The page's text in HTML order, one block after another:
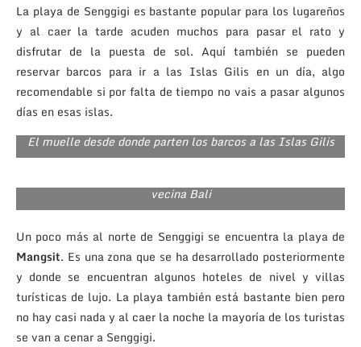
La playa de Senggigi es bastante popular para los lugareños
y al caer la tarde acuden muchos para pasar el rato y
disfrutar de la puesta de sol. Aquí también se pueden
reservar barcos para ir a las Islas Gilis en un día, algo
recomendable si por falta de tiempo no vais a pasar algunos
días en esas islas.
El muelle desde donde parten los barcos a las Islas Gilis
vecina Bali
Un poco más al norte de Senggigi se encuentra la playa de
Mangsit. Es una zona que se ha desarrollado posteriormente
y donde se encuentran algunos hoteles de nivel y villas
turísticas de lujo. La playa también está bastante bien pero
no hay casi nada y al caer la noche la mayoría de los turistas
se van a cenar a Senggigi.